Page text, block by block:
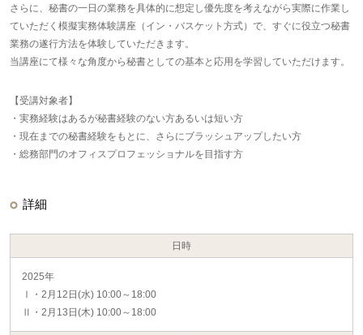
さらに、秘書の一日の業務を具体的に想定し優先度を考えながら実際に作業し
ていただく模擬実務体験講座（イン・バスケット方式）で、すぐに役立つ秘書
業務の遂行方法を体験していただきます。
当講座にて様々な角度から秘書としての基本と応用を学習していただけます。
【受講対象者】
・実務経験はあるが秘書経験のない方あるいは短い方
・現在までの秘書経験をもとに、さらにブラッシュアップしたい方
・総務部門のオフィスプロフェッショナルを目指す方
詳細
日時
2025年
Ⅰ・2月12日(水) 10:00～18:00
Ⅱ・2月13日(木) 10:00～18:00